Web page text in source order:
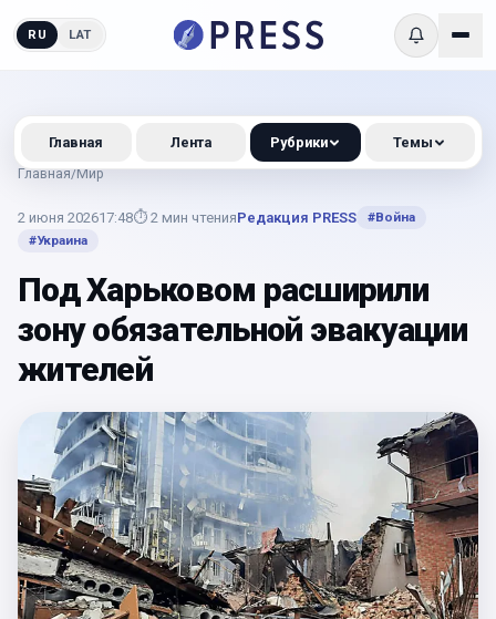
RU LAT
Главная/Мир
2 июня 202617:48⏱ 2 мин чтенияРедакция PRESS #Война
#Украина
Под Харьковом расширили
зону обязательной эвакуации
жителей
Главная Лента Рубрики Темы